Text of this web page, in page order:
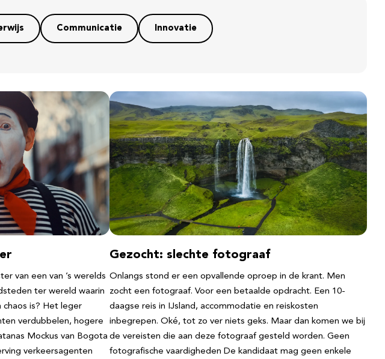
Communicatie Innovatie
van een van ’s werelds
ter wereld waarin
is? Het leger
verdubbelen, hogere
Mockus van Bogota
verkeersagenten
Gezocht: slechte fotograaf
Onlangs stond er een opvallende oproep in de krant. Men
zocht een fotograaf. Voor een betaalde opdracht. Een 10-
daagse reis in IJsland, accommodatie en reiskosten
inbegrepen. Oké, tot zo ver niets geks. Maar dan komen we bij
de vereisten die aan deze fotograaf gesteld worden. Geen
fotografische vaardigheden De kandidaat mag geen enkele